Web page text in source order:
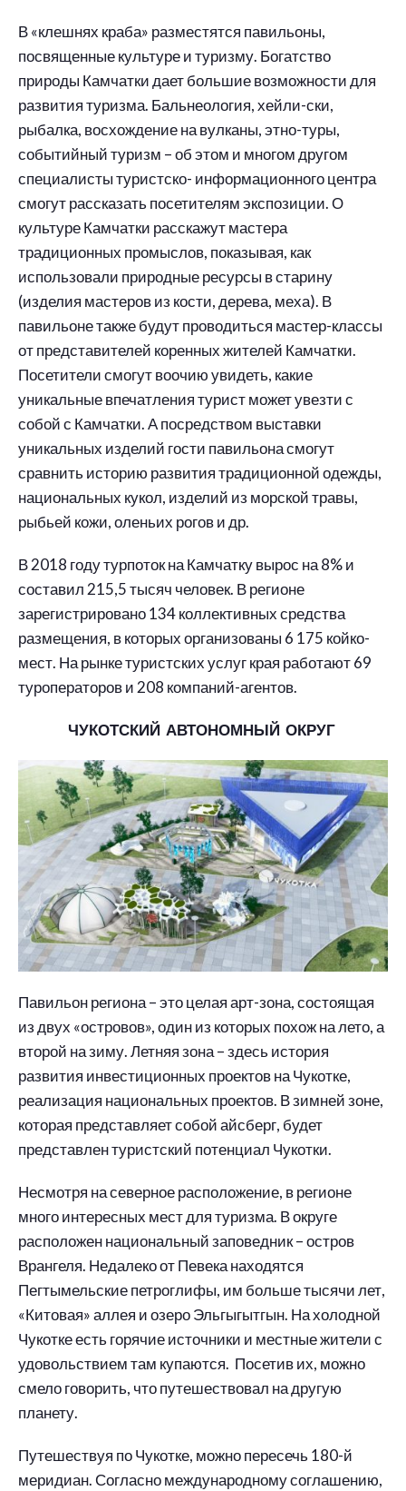
В «клешнях краба» разместятся павильоны,
посвященные культуре и туризму. Богатство
природы Камчатки дает большие возможности для
развития туризма. Бальнеология, хейли-ски,
рыбалка, восхождение на вулканы, этно-туры,
событийный туризм – об этом и многом другом
специалисты туристско- информационного центра
смогут рассказать посетителям экспозиции. О
культуре Камчатки расскажут мастера
традиционных промыслов, показывая, как
использовали природные ресурсы в старину
(изделия мастеров из кости, дерева, меха). В
павильоне также будут проводиться мастер-классы
от представителей коренных жителей Камчатки.
Посетители смогут воочию увидеть, какие
уникальные впечатления турист может увезти с
собой с Камчатки. А посредством выставки
уникальных изделий гости павильона смогут
сравнить историю развития традиционной одежды,
национальных кукол, изделий из морской травы,
рыбьей кожи, оленьих рогов и др.
В 2018 году турпоток на Камчатку вырос на 8% и
составил 215,5 тысяч человек. В регионе
зарегистрировано 134 коллективных средства
размещения, в которых организованы 6 175 койко-
мест. На рынке туристских услуг края работают 69
туроператоров и 208 компаний-агентов.
ЧУКОТСКИЙ АВТОНОМНЫЙ ОКРУГ
Павильон региона – это целая арт-зона, состоящая
из двух «островов», один из которых похож на лето, а
второй на зиму. Летняя зона – здесь история
развития инвестиционных проектов на Чукотке,
реализация национальных проектов. В зимней зоне,
которая представляет собой айсберг, будет
представлен туристский потенциал Чукотки.
Несмотря на северное расположение, в регионе
много интересных мест для туризма. В округе
расположен национальный заповедник – остров
Врангеля. Недалеко от Певека находятся
Пегтымельские петроглифы, им больше тысячи лет,
«Китовая» аллея и озеро Эльгыгытгын. На холодной
Чукотке есть горячие источники и местные жители с
удовольствием там купаются. Посетив их, можно
смело говорить, что путешествовал на другую
планету.
Путешествуя по Чукотке, можно пересечь 180-й
меридиан. Согласно международному соглашению,